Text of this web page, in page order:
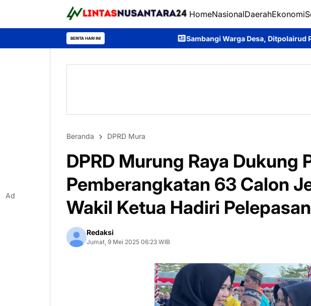
HomeNasionalDaerahEkonomi
BERITA HARI INISambangi Warga Desa, Ditpolairud Polda Kalteng Sampaikan
Beranda DPRD Mura
DPRD Murung Raya Dukung
Pemberangkatan 63 Calon
Wakil Ketua Hadiri
Redaksi
Jumat, 9 Mei 2025 06:23 WIB
Ad